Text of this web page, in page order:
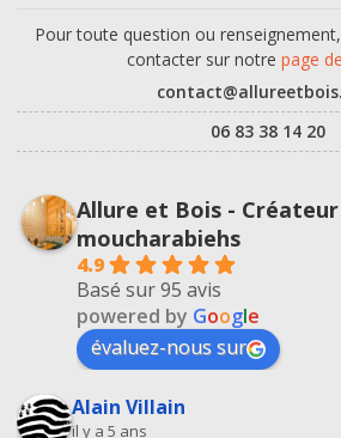
Pour toute question ou renseignement,
contacter sur notre page
06 83 38 14 20
Allure et Bois -
moucharabiehs
4.9
Basé sur 95 avis
powered by Google
évaluez-nous sur
Alain Villain
il y a 5 ans